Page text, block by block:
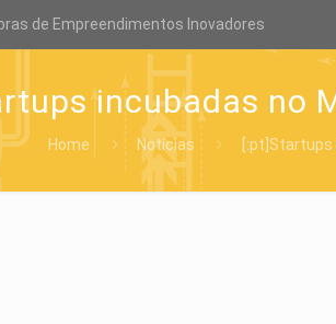
de Empreendimentos Inovadores
incubadas no
Home Notícias